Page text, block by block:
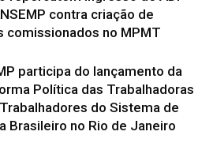
contra criação de
comissionados no MPMT
participa do lançamento da
Política das Trabalhadoras
do Sistema de
Brasileiro no Rio de Janeiro